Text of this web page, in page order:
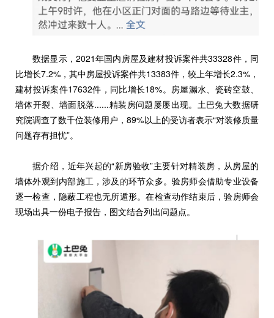
数据显示，2021年国内房屋及建材投诉案件共33328件，同
比增长7.2%，其中房屋投诉案件共13383件，较上年增长2.3%，
建材投诉案件17632件，同比增长18%。房屋漏水、瓷砖空鼓、
墙体开裂、墙面脱落......精装房问题屡屡出现。土巴兔大数据研
究院调查了数千位装修用户，89%以上的受访者表示“对装修质量
问题存有担忧”。
据介绍，近年兴起的“新房验收”主要针对精装房，从房屋的
墙体外观到内部施工，涉及 的环节众多。验房师会借助专业设备
逐一检查，隐蔽工程也无所遁形。在检查动作结束后，验房师会
现场出具一份电子报告，图文结合列出问题点。